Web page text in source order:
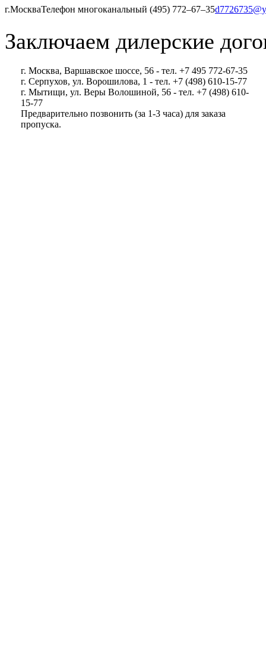
г.МоскваТелефон многоканальный (495) 772‒67‒35
Заключаем дилерские
г. Москва, Варшавское шоссе, 56 - тел. +7 495 772-67-35
г. Серпухов, ул. Ворошилова, 1 - тел. +7 (498) 610-15-77
г. Мытищи, ул. Веры Волошиной, 56 - тел. +7 (498) 610-
15-77
Предварительно позвонить (за 1-3 часа) для заказа
пропуска.